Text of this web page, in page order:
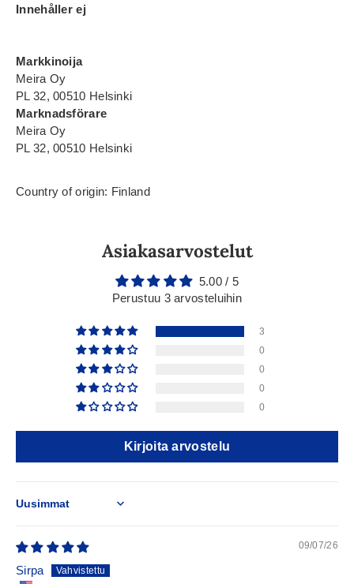
Innehåller ej
Markkinoija
Meira Oy
PL 32, 00510 Helsinki
Marknadsförare
Meira Oy
PL 32, 00510 Helsinki
Country of origin: Finland
Asiakasarvostelut
5.00 / 5
Perustuu 3 arvosteluihin
3
0
0
0
0
Kirjoita arvostelu
Sort by
09/07/26
Sirpa